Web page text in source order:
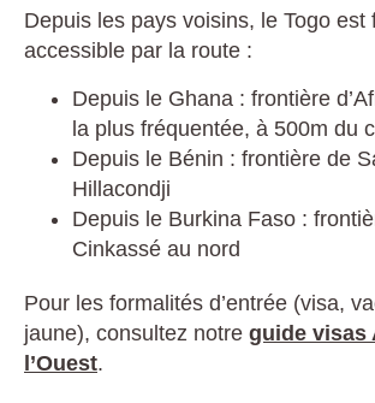
Depuis les pays voisins, le Togo est
accessible par la route :
Depuis le Ghana : frontière
la plus fréquentée, à 500m du
Depuis le Bénin : frontière de
Hillacondji
Depuis le Burkina Faso :
Cinkassé au nord
Pour les formalités d’entrée (visa,
jaune), consultez notre guide visas
l’Ouest.